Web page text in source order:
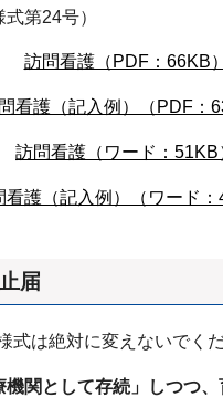
第24号）
訪問看護（PDF：66KB）
看護（記入例）（PDF：
訪問看護（ワード：51KB
看護（記入例）（ワード：
届
式は絶対に変えないでくだ
機関として存続」しつつ